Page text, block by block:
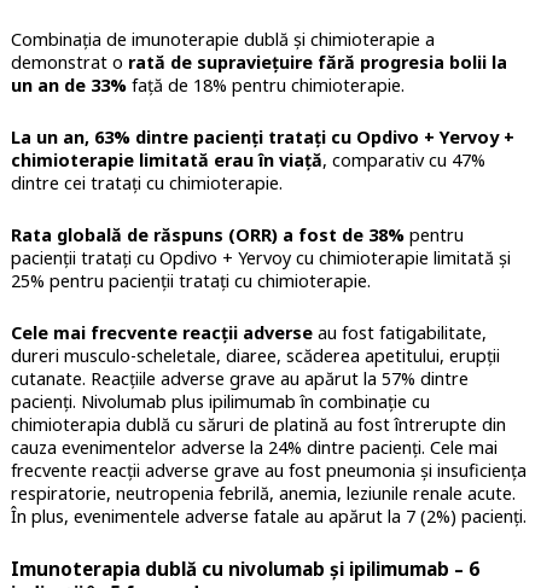
Combinația de imunoterapie dublă și chimioterapie a
demonstrat o rată de supraviețuire fără progresia bolii la
un an de 33%față de 18% pentru chimioterapie.
La un an, 63% dintre pacienți tratați cu Opdivo + Yervoy +
chimioterapie limitată erau în viață, comparativ cu 47%
dintre cei tratați cu chimioterapie.
Rata globală de răspuns (ORR) a fost de 38%pentru
pacienții tratați cu Opdivo + Yervoy cu chimioterapie limitată și
25% pentru pacienții tratați cu chimioterapie.
Cele mai frecvente reacții adverse au fost fatigabilitate,
dureri musculo-scheletale, diaree, scăderea apetitului, erupții
cutanate. Reacțiile adverse grave au apărut la 57% dintre
pacienți. Nivolumab plus ipilimumab în combinație cu
chimioterapia dublă cu săruri de platină au fost întrerupte din
cauza evenimentelor adverse la 24% dintre pacienți. Cele mai
frecvente reacții adverse grave au fost pneumonia și insuficiența
respiratorie, neutropenia febrilă, anemia, leziunile renale acute.
În plus, evenimentele adverse fatale au apărut la 7 (2%) pacienți.
Imunoterapia dublă cu nivolumab și ipilimumab – 6